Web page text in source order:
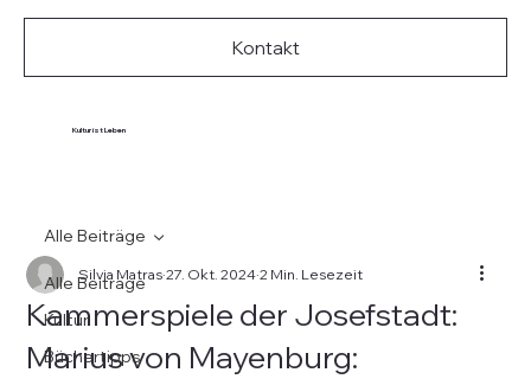
Kultur ist Leben
Kontakt
Alle Beiträge
Kultur
Büchertipps
Alle Beiträge
Kammerspiele der Josefstadt:
Marius von Mayenburg:
Silvia Matras 27. Okt. 2024 2 Min. Lesezeit